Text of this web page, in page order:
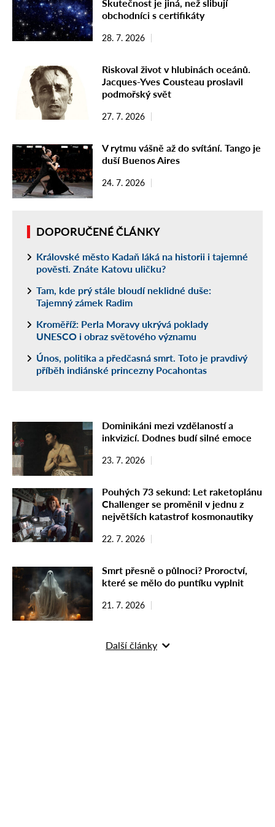
Skutečnost je jiná, než slibují
obchodníci s certifikáty
28. 7. 2026
Riskoval život v hlubinách oceánů.
Jacques-Yves Cousteau proslavil
podmořský svět
27. 7. 2026
V rytmu vášně až do svítání. Tango je
duší Buenos Aires
24. 7. 2026
DOPORUČENÉ ČLÁNKY
Královské město Kadaň láká na historii i tajemné
pověsti. Znáte Katovu uličku?
Tam, kde prý stále bloudí neklidné duše:
Tajemný zámek Radim
Kroměříž: Perla Moravy ukrývá poklady
UNESCO i obraz světového významu
Únos, politika a předčasná smrt. Toto je pravdivý
příběh indiánské princezny Pocahontas
Dominikáni mezi vzdělaností a
inkvizicí. Dodnes budí silné emoce
23. 7. 2026
Pouhých 73 sekund: Let raketoplánu
Challenger se proměnil v jednu z
největších katastrof kosmonautiky
22. 7. 2026
Smrt přesně o půlnoci? Proroctví,
které se mělo do puntíku vyplnit
21. 7. 2026
Další články